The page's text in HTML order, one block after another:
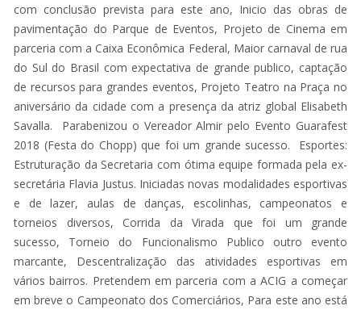
com conclusão prevista para este ano, Inicio das obras de
pavimentação do Parque de Eventos, Projeto de Cinema em
parceria com a Caixa Econômica Federal, Maior carnaval de rua
do Sul do Brasil com expectativa de grande publico, captação
de recursos para grandes eventos, Projeto Teatro na Praça no
aniversário da cidade com a presença da atriz global Elisabeth
Savalla. Parabenizou o Vereador Almir pelo Evento Guarafest
2018 (Festa do Chopp) que foi um grande sucesso. Esportes:
Estruturação da Secretaria com ótima equipe formada pela ex-
secretária Flavia Justus. Iniciadas novas modalidades esportivas
e de lazer, aulas de danças, escolinhas, campeonatos e
torneios diversos, Corrida da Virada que foi um grande
sucesso, Torneio do Funcionalismo Publico outro evento
marcante, Descentralização das atividades esportivas em
vários bairros. Pretendem em parceria com a ACIG a começar
em breve o Campeonato dos Comerciários, Para este ano está